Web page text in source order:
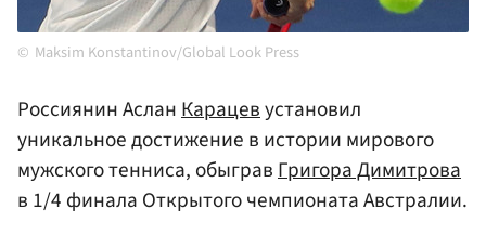
Maksim Konstantinov/Global Look Press
Россиянин АсланКарацевустановил
уникальное достижение в истории мирового
мужского тенниса, обыгравГригора Димитрова
в 1/4 финала Открытого чемпионата Австралии.